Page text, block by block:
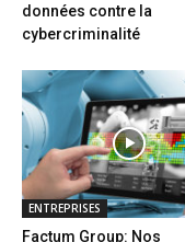
données contre la
cybercriminalité
ENTREPRISES
Factum Group: Nos